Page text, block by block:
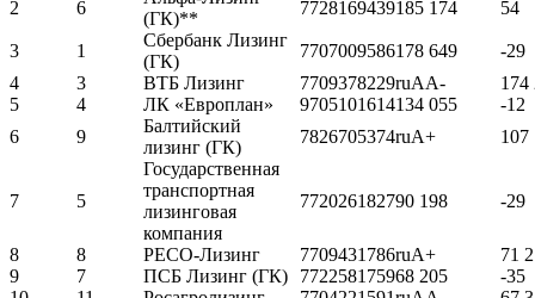
2 6
(ГК)**
7728169439185 174 54
3 1
Сбербанк Лизинг
(ГК)
7707009586178 649
-29
4
3 ВТБ Лизинг 7709378229ruAA-
174
5
4 ЛК «Европлан» 9705101614134 055
-12
6
9
Балтийский
лизинг (ГК)
7826705374ruA+ 107
7 5
Государственная
транспортная
лизинговая
компания
772026182790 198 -29
8 8 РЕСО-Лизинг 7709431786ruA+
71
9
7 ПСБ Лизинг (ГК) 772258175968 205
-35